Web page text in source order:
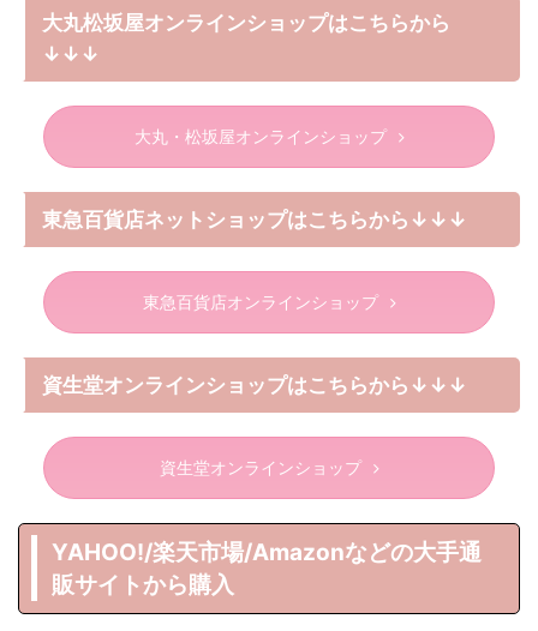
大丸松坂屋オンラインショップはこちらから
↓↓↓
大丸・松坂屋オンラインショップ
東急百貨店ネットショップはこちらから↓↓↓
東急百貨店オンラインショップ
資生堂オンラインショップはこちらから↓↓↓
資生堂オンラインショップ
YAHOO!/楽天市場/Amazonなどの大手通
販サイトから購入